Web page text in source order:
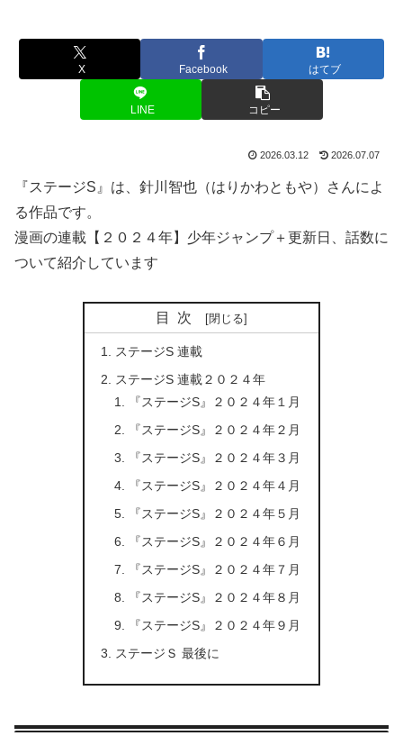
X Facebook はてブ
LINE コピー
2026.03.12 2026.07.07
『ステージS』は、針川智也（はりかわともや）さんによ
る作品です。
漫画の連載【２０２４年】少年ジャンプ＋更新日、話数に
ついて紹介しています
目次
ステージS 連載
ステージS 連載２０２４年
『ステージS』２０２４年１月
『ステージS』２０２４年２月
『ステージS』２０２４年３月
『ステージS』２０２４年４月
『ステージS』２０２４年５月
『ステージS』２０２４年６月
『ステージS』２０２４年７月
『ステージS』２０２４年８月
『ステージS』２０２４年９月
ステージＳ 最後に